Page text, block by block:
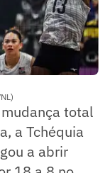
total
a Tchéquia
a abrir